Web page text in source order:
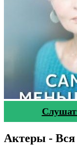
Актеры - Вся